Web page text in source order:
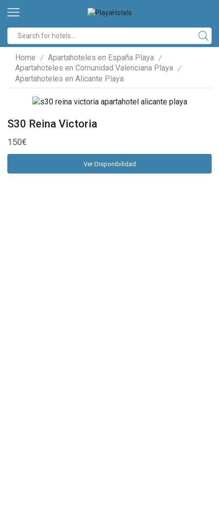
input
Home / Apartahoteles en España Playa /
Apartahoteles en Comunidad Valenciana Playa /
Apartahoteles en Alicante Playa
S30 Reina Victoria
150€
Ver Disponibilidad